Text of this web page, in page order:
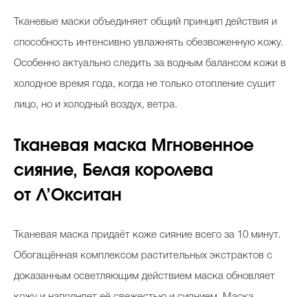
Косметичка профи
Вопрос эксперту
Худеем правильно
Выбор косметолога
Полиция красоты
Тканевые маски объединяет общий принцип действия и
способность интенсивно увлажнять обезвоженную кожу.
Особенно актуально следить за водным балансом кожи в
холодное время года, когда не только отопление сушит
лицо, но и холодный воздух, ветра.
Тканевая маска Мгновенное
сияние, Белая королева
от Л’Окситан
Тканевая маска придаёт коже сияние всего за 10 минут.
Обогащённая комплексом растительных экстрактов с
доказанным осветляющим действием маска обновляет